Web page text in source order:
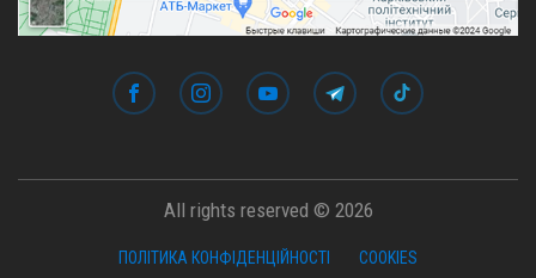
All rights reserved © 2026
ПОЛІТИКА КОНФІДЕНЦІЙНОСТІ COOKIES